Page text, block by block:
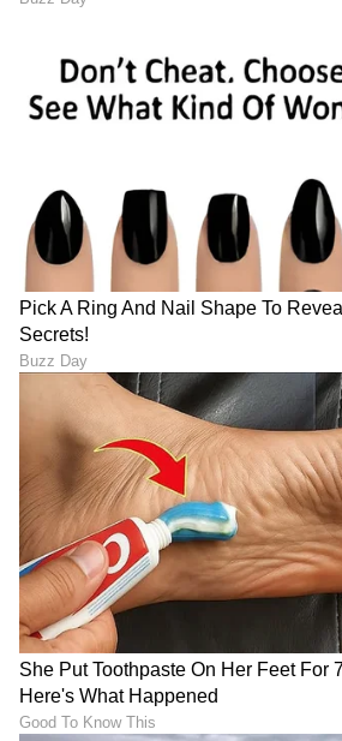
ಹ*ತ್ಯೆ ಮಾಡ್ತೀನಿ: ಲವರ್‌ಗೆ
ಮೆಸೇಜ್‌ ಕಳುಹಿಸಿದ ಮಹಿಳೆ
ಕಾವಲಿ
Floral Earrings: ಫ್ಲೋರಲ್
ಸ್ಟಡ್ ಕಿವಿಯೋಲೆಗಳ ಅಂದದ
ಡಿಸೈನ್‌ಗಳು: ನೋಡಿದ್ರೆ
ಖುಷಿಯಾಗೋದು ಗ್ಯಾರಂಟಿ!
ಯಾವ
ಇಲ್ಲಿದೆ
LATEST VIDEOS
"ರಾಜಕೀಯ ಬೇಡ, ಸಿನಿಮಾನೇ
ಕನಕೋತ್ಸವದಲ್ಲಿ ರಿಷಬ್ ಶೆಟ್ಟಿ |
Shetty speech | Suvarna News